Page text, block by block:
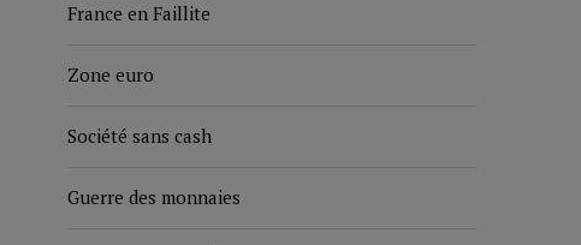
France en Faillite
Zone euro
Société sans cash
Guerre des monnaies